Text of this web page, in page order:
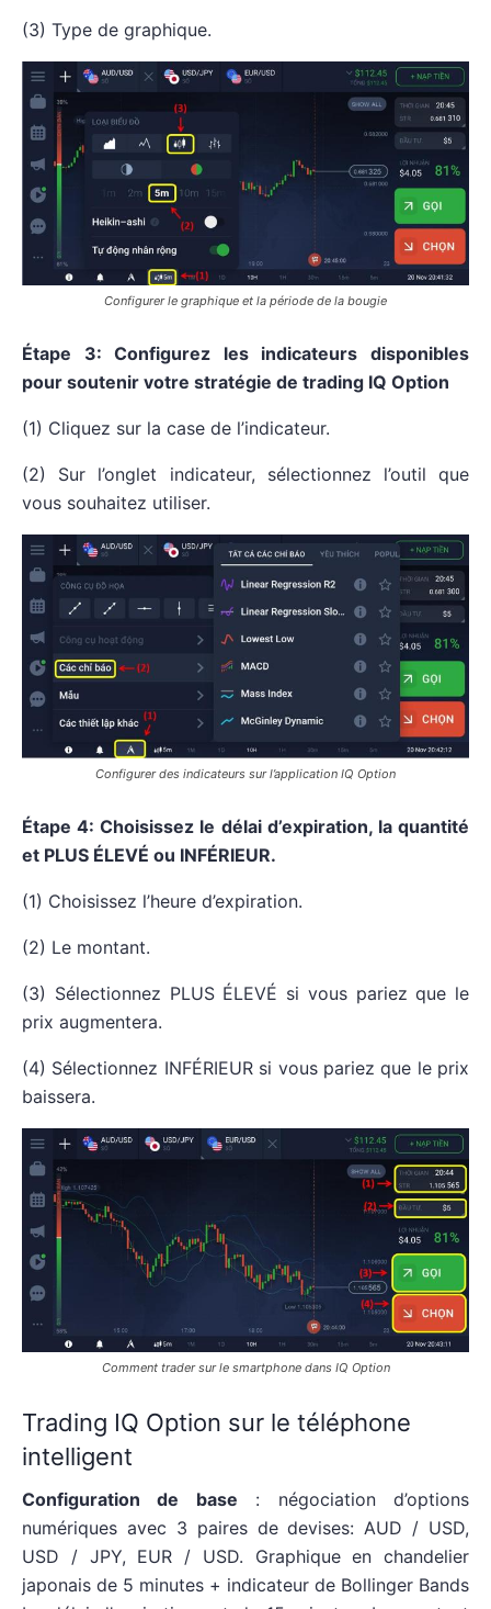
(3) Type de graphique.
Configurer le graphique et la période de la bougie
Étape 3: Configurez les indicateurs disponibles
pour soutenir votre stratégie de trading IQ Option
(1) Cliquez sur la case de l’indicateur.
(2) Sur l’onglet indicateur, sélectionnez l’outil que
vous souhaitez utiliser.
Configurer des indicateurs sur l’application IQ Option
Étape 4: Choisissez le délai d’expiration, la quantité
et PLUS ÉLEVÉ ou INFÉRIEUR.
(1) Choisissez l’heure d’expiration.
(2) Le montant.
(3) Sélectionnez PLUS ÉLEVÉ si vous pariez que le
prix augmentera.
(4) Sélectionnez INFÉRIEUR si vous pariez que le prix
baissera.
Comment trader sur le smartphone dans IQ Option
Trading IQ Option sur le téléphone
intelligent
Configuration de base : négociation d’options
numériques avec 3 paires de devises: AUD / USD,
USD / JPY, EUR / USD. Graphique en chandelier
japonais de 5 minutes + indicateur de Bollinger Bands